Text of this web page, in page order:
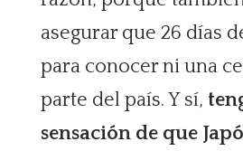
asegurar que 26 días
para conocer ni una
parte del país. Y sí,
sensación de que